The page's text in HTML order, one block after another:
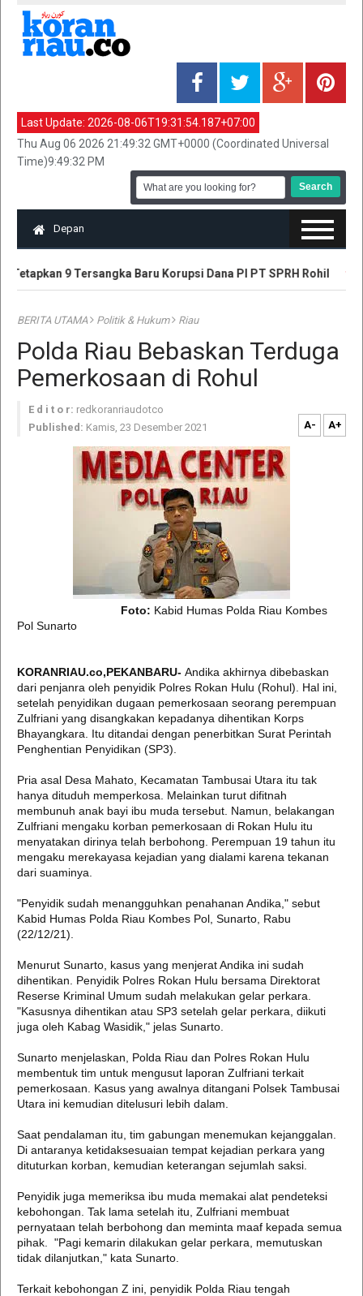
Last Update: 2026-08-06T19:31:54.187+07:00
Thu Aug 06 2026 21:49:32 GMT+0000 (Coordinated Universal
Time)9:49:32 PM
Depan
9 Tersangka Baru Korupsi Dana PI PT SPRH Rohil Plt
BERITA UTAMA Politik & Hukum Riau
Polda Riau Bebaskan Terduga
Pemerkosaan di Rohul
E d i t o r: redkoranriaudotco
Published: Kamis, 23 Desember 2021 A- A+
Foto: Kabid Humas Polda Riau Kombes
Pol Sunarto
KORANRIAU.co,PEKANBARU- Andika akhirnya dibebaskan
dari penjanra oleh penyidik Polres Rokan Hulu (Rohul). Hal ini,
setelah penyidikan dugaan pemerkosaan seorang perempuan
Zulfriani yang disangkakan kepadanya dihentikan Korps
Bhayangkara. Itu ditandai dengan penerbitkan Surat Perintah
Penghentian Penyidikan (SP3).
Pria asal Desa Mahato, Kecamatan Tambusai Utara itu tak
hanya dituduh memperkosa. Melainkan turut difitnah
membunuh anak bayi ibu muda tersebut. Namun, belakangan
Zulfriani mengaku korban pemerkosaan di Rokan Hulu itu
menyatakan dirinya telah berbohong. Perempuan 19 tahun itu
mengaku merekayasa kejadian yang dialami karena tekanan
dari suaminya.
"Penyidik sudah menangguhkan penahanan Andika," sebut
Kabid Humas Polda Riau Kombes Pol, Sunarto, Rabu
(22/12/21).
Menurut Sunarto, kasus yang menjerat Andika ini sudah
dihentikan. Penyidik Polres Rokan Hulu bersama Direktorat
Reserse Kriminal Umum sudah melakukan gelar perkara.
"Kasusnya dihentikan atau SP3 setelah gelar perkara, diikuti
juga oleh Kabag Wasidik," jelas Sunarto.
Sunarto menjelaskan, Polda Riau dan Polres Rokan Hulu
membentuk tim untuk mengusut laporan Zulfriani terkait
pemerkosaan. Kasus yang awalnya ditangani Polsek Tambusai
Utara ini kemudian ditelusuri lebih dalam.
Saat pendalaman itu, tim gabungan menemukan kejanggalan.
Di antaranya ketidaksesuaian tempat kejadian perkara yang
dituturkan korban, kemudian keterangan sejumlah saksi.
Penyidik juga memeriksa ibu muda memakai alat pendeteksi
kebohongan. Tak lama setelah itu, Zulfriani membuat
pernyataan telah berbohong dan meminta maaf kepada semua
pihak. "Pagi kemarin dilakukan gelar perkara, memutuskan
tidak dilanjutkan," kata Sunarto.
Terkait kebohongan Z ini, penyidik Polda Riau tengah